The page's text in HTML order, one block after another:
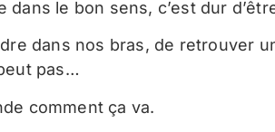
dans le bon sens, c’est dur
dans nos bras, de retrouver
pas…
comment ça va.